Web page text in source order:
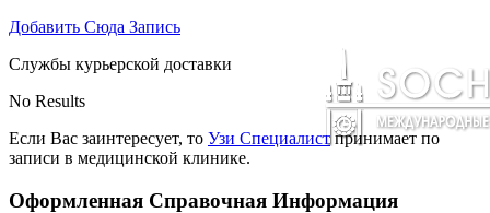
Добавить Сюда Запись
Службы курьерской доставки
No Results
Если Вас заинтересует, то Узи Специалист принимает по
записи в медицинской клинике.
Оформленная Справочная Информация